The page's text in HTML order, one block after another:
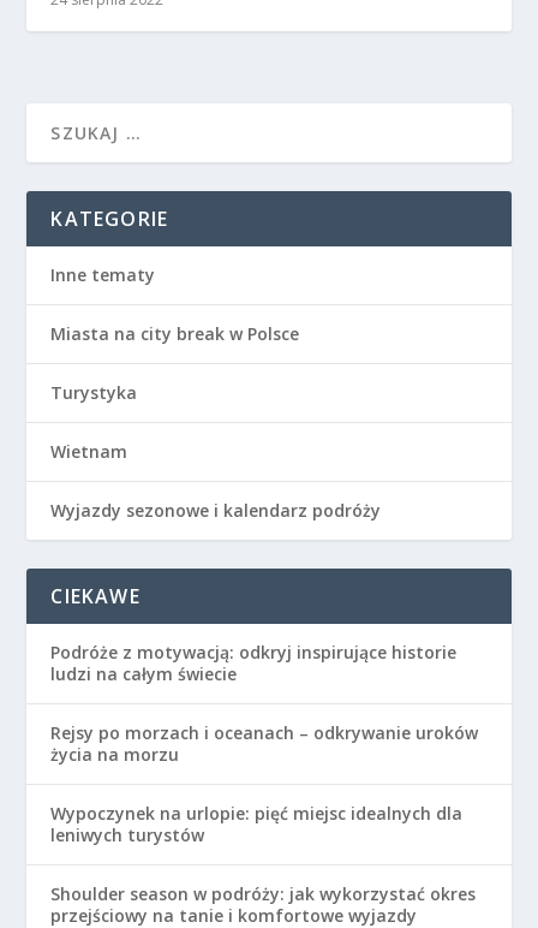
KATEGORIE
Inne tematy
Miasta na city break w Polsce
Turystyka
Wietnam
Wyjazdy sezonowe i kalendarz podróży
CIEKAWE
Podróże z motywacją: odkryj inspirujące historie
ludzi na całym świecie
Rejsy po morzach i oceanach – odkrywanie uroków
życia na morzu
Wypoczynek na urlopie: pięć miejsc idealnych dla
leniwych turystów
Shoulder season w podróży: jak wykorzystać okres
przejściowy na tanie i komfortowe wyjazdy